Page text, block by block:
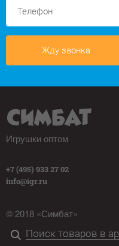
Жду звонка
Игрушки оптом
+7 (495) 933 27 02
info@igr.ru
© 2018 «Симбат»